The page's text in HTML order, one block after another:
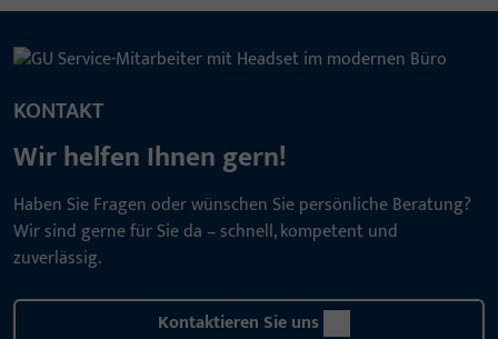
KONTAKT
Wir helfen Ihnen gern!
Haben Sie Fragen oder wünschen Sie persönliche Beratung?
Wir sind gerne für Sie da – schnell, kompetent und
zuverlässig.
Kontaktieren Sie uns